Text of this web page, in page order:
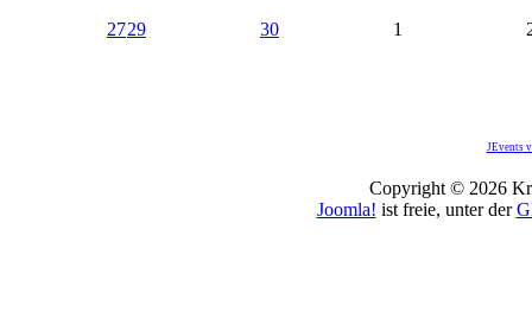
2729 30 1
JEvents
Copyright © 2026
Joomla! ist freie, unter der